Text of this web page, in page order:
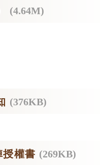
(4.64M)
(376KB)
權書 (269KB)